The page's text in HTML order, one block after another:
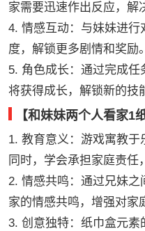
家需要迅速作出反应，解
4. 情感互动：与妹妹进行
度，解锁更多剧情和奖励。
5. 角色成长：通过完成
将获得成长，解锁新的技
【和妹妹两个人看家1
1. 教育意义：游戏寓教
同时，学会承担家庭责任
2. 情感共鸣：通过兄妹
家的情感共鸣，增强对家
3. 创意独特：纸巾盒元素